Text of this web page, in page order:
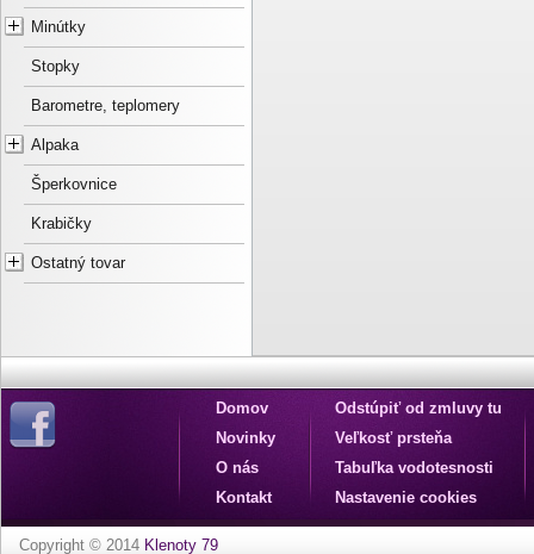
Minútky
Stopky
Barometre, teplomery
Alpaka
Šperkovnice
Krabičky
Ostatný tovar
Domov
Novinky
O nás
Kontakt
Odstúpiť od zmluvy tu
Veľkosť prsteňa
Tabuľka vodotesnosti
Nastavenie cookies
Copyright © 2014 Klenoty 79